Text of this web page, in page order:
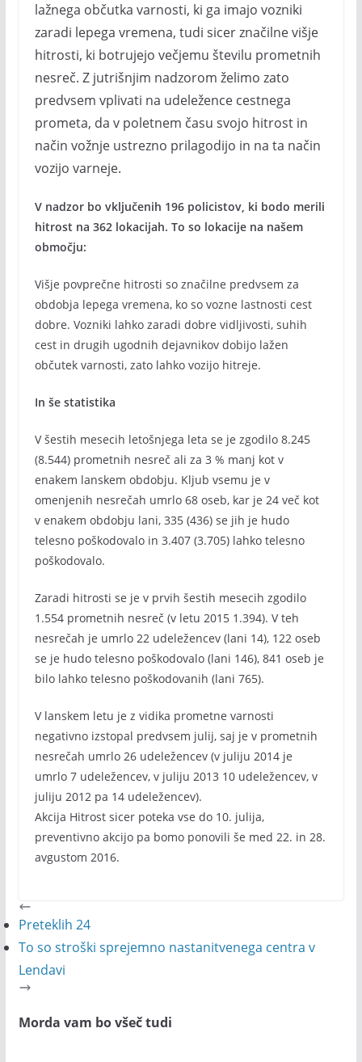
lažnega občutka varnosti, ki ga imajo vozniki
zaradi lepega vremena, tudi sicer značilne višje
hitrosti, ki botrujejo večjemu številu prometnih
nesreč. Z jutrišnjim nadzorom želimo zato
predvsem vplivati na udeležence cestnega
prometa, da v poletnem času svojo hitrost in
način vožnje ustrezno prilagodijo in na ta način
vozijo varneje.
V nadzor bo vključenih 196 policistov, ki bodo merili
hitrost na 362 lokacijah. To so lokacije na našem
območju:
Višje povprečne hitrosti so značilne predvsem za
obdobja lepega vremena, ko so vozne lastnosti cest
dobre. Vozniki lahko zaradi dobre vidljivosti, suhih
cest in drugih ugodnih dejavnikov dobijo lažen
občutek varnosti, zato lahko vozijo hitreje.
In še statistika
V šestih mesecih letošnjega leta se je zgodilo 8.245
(8.544) prometnih nesreč ali za 3 % manj kot v
enakem lanskem obdobju. Kljub vsemu je v
omenjenih nesrečah umrlo 68 oseb, kar je 24 več kot
v enakem obdobju lani, 335 (436) se jih je hudo
telesno poškodovalo in 3.407 (3.705) lahko telesno
poškodovalo.
Zaradi hitrosti se je v prvih šestih mesecih zgodilo
1.554 prometnih nesreč (v letu 2015 1.394). V teh
nesrečah je umrlo 22 udeležencev (lani 14), 122 oseb
se je hudo telesno poškodovalo (lani 146), 841 oseb je
bilo lahko telesno poškodovanih (lani 765).
V lanskem letu je z vidika prometne varnosti
negativno izstopal predvsem julij, saj je v prometnih
nesrečah umrlo 26 udeležencev (v juliju 2014 je
umrlo 7 udeležencev, v juliju 2013 10 udeležencev, v
juliju 2012 pa 14 udeležencev).
Akcija Hitrost sicer poteka vse do 10. julija,
preventivno akcijo pa bomo ponovili še med 22. in 28.
avgustom 2016.
Preteklih 24
To so stroški sprejemno nastanitvenega centra v
Lendavi
Morda vam bo všeč tudi